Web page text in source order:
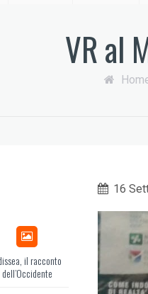
VR al
16
EuropCOM:
per